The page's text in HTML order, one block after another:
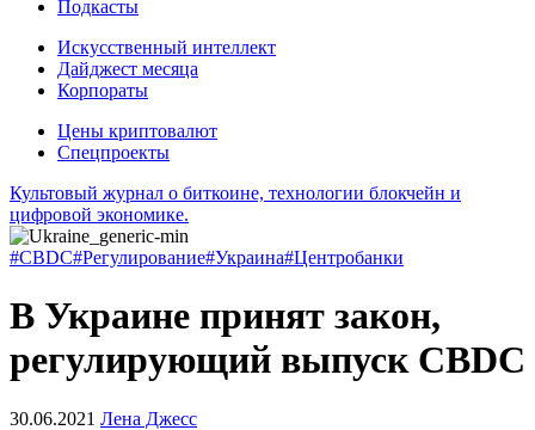
Подкасты
Искусственный интеллект
Дайджест месяца
Корпораты
Цены криптовалют
Спецпроекты
Культовый журнал о биткоине, технологии блокчейн и
цифровой экономике.
#CBDC#Регулирование#Украина#Центробанки
В Украине принят закон,
регулирующий выпуск CBDC
30.06.2021 Лена Джесс